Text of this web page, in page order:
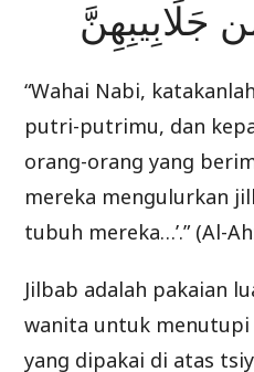
جَلَابِيبِهِنَّ
“Wahai Nabi,
putri-putrimu, dan
orang-orang yang
mereka mengulurkan
tubuh mereka…’.” (Al-
Jilbab adalah pakaian
wanita untuk
yang dipakai di atas